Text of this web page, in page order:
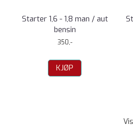
Starter 1,6 - 1,8 man / aut
bensin
350,-
KJØP